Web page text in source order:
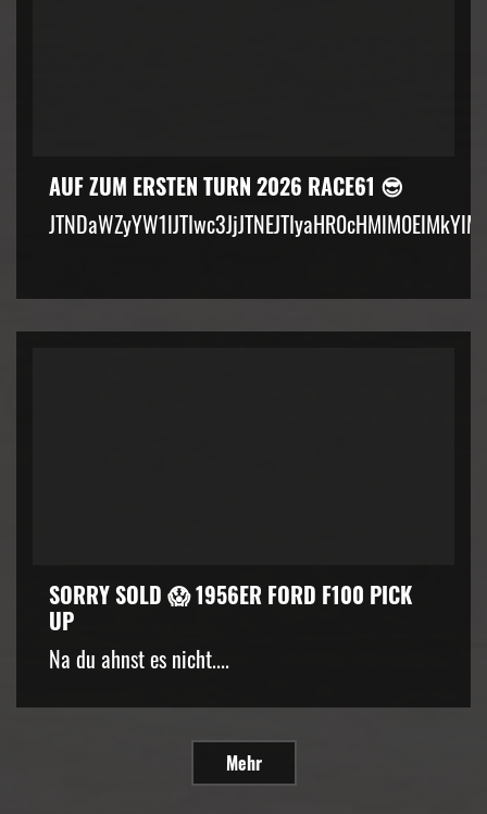
AUF ZUM ERSTEN TURN 2026 RACE61 😎
SORRY SOLD 😱 1956ER FORD F100 PICK
UP
Na du ahnst es nicht....
Mehr